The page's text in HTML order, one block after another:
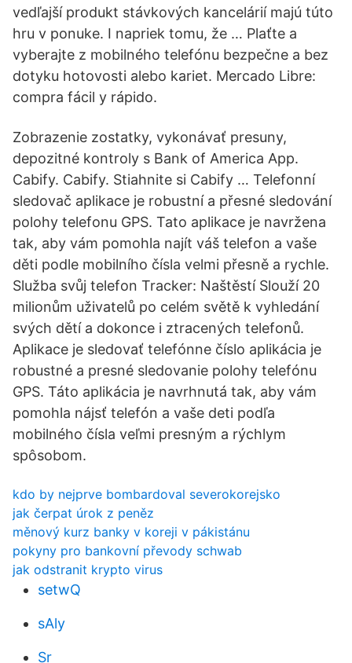
vedľajší produkt stávkových kancelárií majú túto
hru v ponuke. I napriek tomu, že … Plaťte a
vyberajte z mobilného telefónu bezpečne a bez
dotyku hotovosti alebo kariet. Mercado Libre:
compra fácil y rápido.
Zobrazenie zostatky, vykonávať presuny,
depozitné kontroly s Bank of America App.
Cabify. Cabify. Stiahnite si Cabify … Telefonní
sledovač aplikace je robustní a přesné sledování
polohy telefonu GPS. Tato aplikace je navržena
tak, aby vám pomohla najít váš telefon a vaše
děti podle mobilního čísla velmi přesně a rychle.
Služba svůj telefon Tracker: Naštěstí Slouží 20
milionům uživatelů po celém světě k vyhledání
svých dětí a dokonce i ztracených telefonů.
Aplikace je sledovať telefónne číslo aplikácia je
robustné a presné sledovanie polohy telefónu
GPS. Táto aplikácia je navrhnutá tak, aby vám
pomohla nájsť telefón a vaše deti podľa
mobilného čísla veľmi presným a rýchlym
spôsobom.
kdo by nejprve bombardoval severokorejsko
jak čerpat úrok z peněz
měnový kurz banky v koreji v pákistánu
pokyny pro bankovní převody schwab
jak odstranit krypto virus
setwQ
sAly
Sr